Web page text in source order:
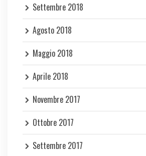
Settembre 2018
Agosto 2018
Maggio 2018
Aprile 2018
Novembre 2017
Ottobre 2017
Settembre 2017